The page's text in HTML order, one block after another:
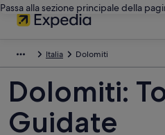
Passa alla sezione principale della
Italia Dolomiti
Dolomiti:
Guidate